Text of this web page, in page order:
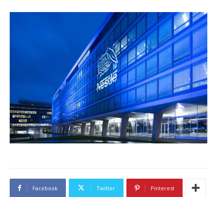
Facebook Twitter Pinterest